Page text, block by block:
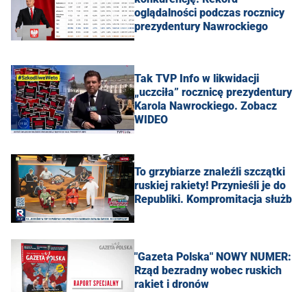
oglądalności podczas rocznicy
prezydentury Nawrockiego
Tak TVP Info w likwidacji
„uczciła” rocznicę prezydentury
Karola Nawrockiego. Zobacz
WIDEO
To grzybiarze znaleźli szczątki
ruskiej rakiety! Przynieśli je do
Republiki. Kompromitacja służb
"Gazeta Polska" NOWY NUMER:
Rząd bezradny wobec ruskich
rakiet i dronów